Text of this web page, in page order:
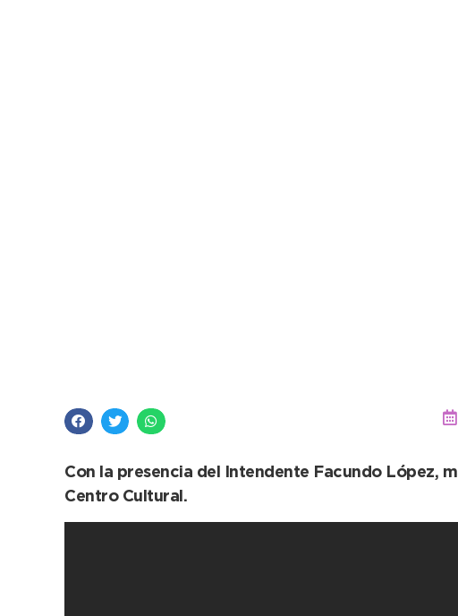
Con la presencia del Intendente Facundo López,
Centro Cultural.